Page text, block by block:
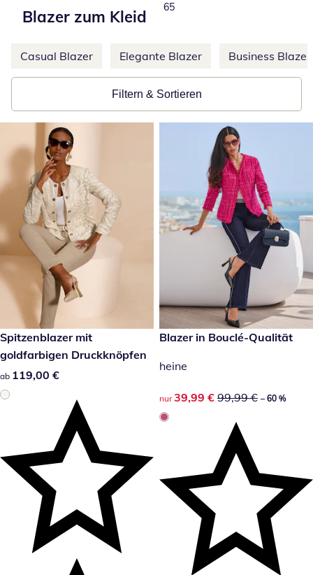
Blazer zum Kleid
Produkte
65
Weitere Kategorien überspringen
Casual Blazer Elegante Blazer Business Blazer
Filtern & Sortieren
119,00 €
Spitzenblazer mit
goldfarbigen Druckknöpfen
119,00 €
ab 119,00 €
reduzierter Preis 39,99 €,
-60 %
Blazer in Bouclé-Qualität
heine
reduzierter Preis 39,99 €,
nur 39,99 € 99,99 € – 60 %